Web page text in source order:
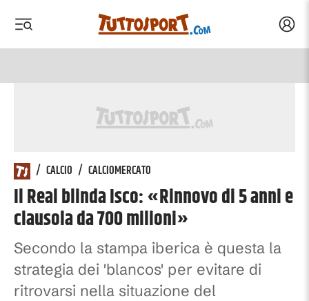
/ CALCIO / CALCIOMERCATO
Il Real blinda Isco: «Rinnovo di 5 anni e
clausola da 700 milioni»
Secondo la stampa iberica è questa la
strategia dei 'blancos' per evitare di
ritrovarsi nella situazione del